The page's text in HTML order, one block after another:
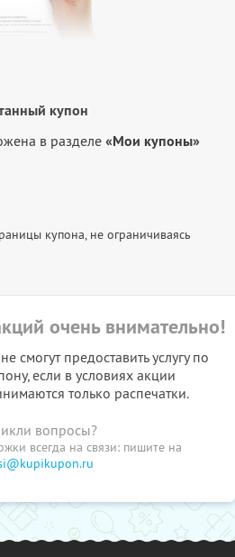
купон
в разделе «Мои купоны»
купона, не ограничиваясь
очень внимательно!
смогут предоставить услугу по
если в условиях акции
только распечатки.
вопросы?
всегда на связи: пишите на